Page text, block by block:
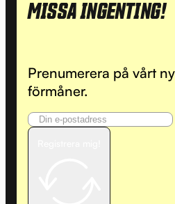
MISSA INGENTING!
Prenumerera på vårt
förmåner.